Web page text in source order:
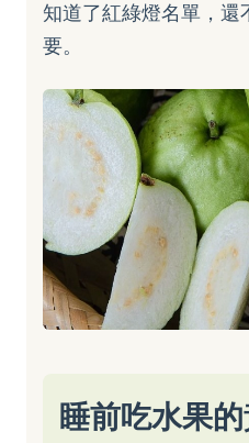
知道了紅綠燈名單，還
要。
睡前吃水果